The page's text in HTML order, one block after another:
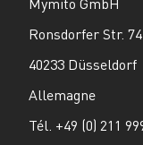
Ronsdorfer Str. 74
40233 Düsseldorf
Allemagne
Tél. +49 (0) 211